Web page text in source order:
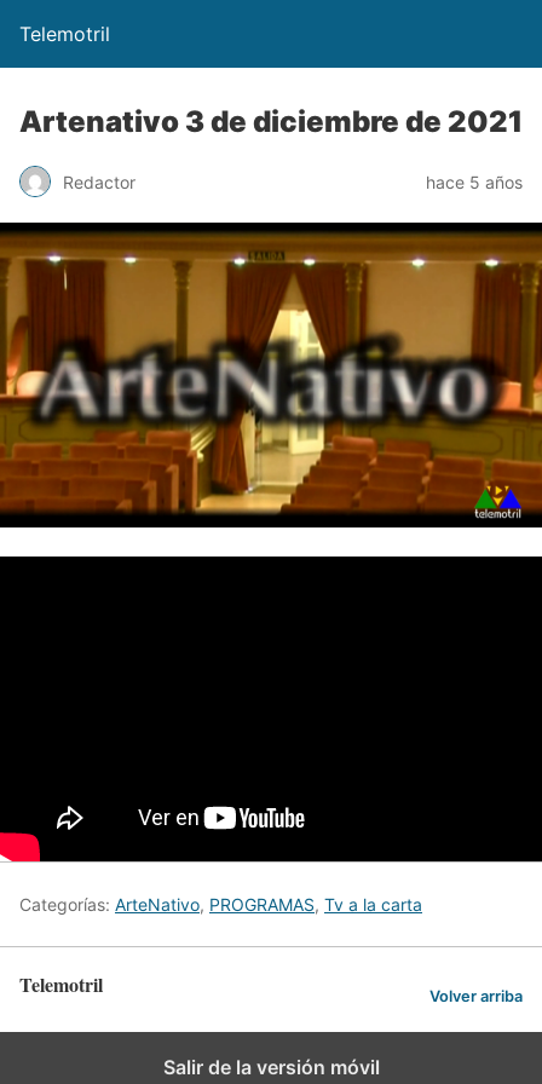
Telemotril
Artenativo 3 de diciembre de 2021
Redactor hace 5 años
Categorías: ArteNativo, PROGRAMAS, Tv a la carta
Telemotril Volver arriba
Salir de la versión móvil